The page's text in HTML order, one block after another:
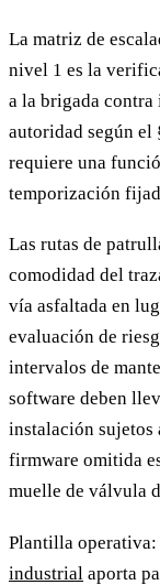
La matriz de
nivel 1 es la
a la brigada
autoridad según
requiere una
temporización
Las rutas de
comodidad del
vía asfaltada en
evaluación de
intervalos de
software deben
instalación sujetos
firmware omitida
muelle de válvula
Plantilla operativa:
industrial aporta